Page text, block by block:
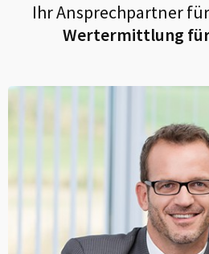
Ihr Ansprechpartner für
Wertermittlung